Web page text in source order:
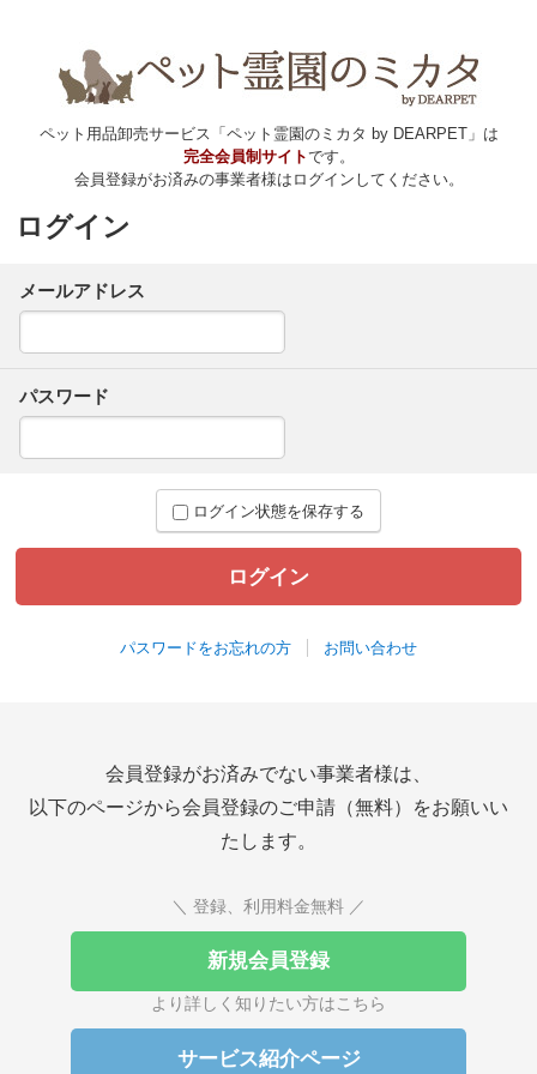
ペット用品卸売サービス「ペット霊園のミカタ by DEARPET」は
完全会員制サイトです。
会員登録がお済みの事業者様はログインしてください。
ログイン
メールアドレス
パスワード
ログイン状態を保存する
パスワードをお忘れの方 お問い合わせ
会員登録がお済みでない事業者様は、
以下のページから会員登録のご申請（無料）をお願いい
たします。
＼ 登録、利用料金無料 ／
新規会員登録
より詳しく知りたい方はこちら
サービス紹介ページ